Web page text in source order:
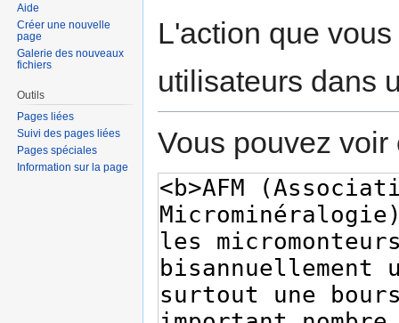
L'action que
utilisateurs dans
Vous pouvez
Aide
Créer une nouvelle
page
Galerie des nouveaux
fichiers
Outils
Pages liées
Suivi des pages liées
Pages spéciales
Information sur la page